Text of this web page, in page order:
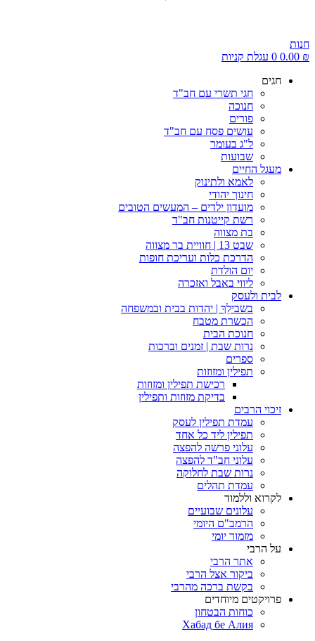
חנות
0.00 ₪
0 עגלת קניות
חגים
חגי תשרי עם חב"ד
חנוכה
פורים
עושים פסח עם חב"ד
ל"ג בעומר
שבועות
מעגל החיים
לאמא ולתינוק
חינוך יהודי
מועדון ילדים – המעשים הטובים
רשת קייטנות חב"ד
בת מצווה
שבט 13 | חוויית בר מצווה
הדרכת כלות ועריכת חופות​
יום הולדת
ליווי באבל ואזכרה
לבית ולעסק
בשבילֵךְ | יהדות בבית ובמשפחה
הכשרת מטבח
חנוכת הבית
נרות שבת | זמנים וברכות
ספרים
תפילין ומזוזות
רכישת תפילין ומזוזות
בדיקת מזוזות ותפילין
זיכוי הרבים
עמדת תפילין לעסק
תפילין ליד כל אחד
עלוני פרשה להפצה
עלוני חב"ד להפצה
נרות שבת לחלוקה
עמדת תהלים
לקרוא וללמוד
עלונים שבועיים
הרמב"ם היומי
מזמור יומי
על הרבי
אתר הרבי
ביקור אצל הרבי
בקשת ברכה מהרבי
פרויקטים מיוחדים
כוחות הבטחון
Хабад бе Алия